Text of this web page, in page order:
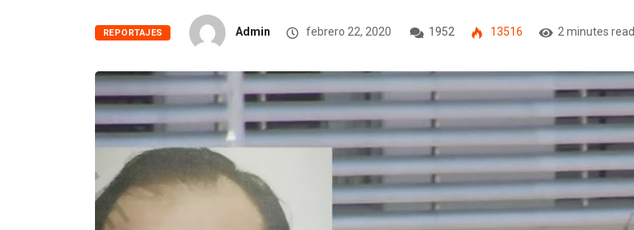
REPORTAJES Admin febrero 22, 2020 1952 13516 2 minutes read